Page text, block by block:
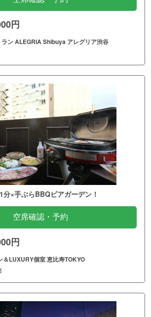
円
ン ALEGRIA Shibuya アレグリア渋谷
×手ぶらBBQビアガーデン！
空席確認・予約
円
＆LUXURY個室 恵比寿TOKYO